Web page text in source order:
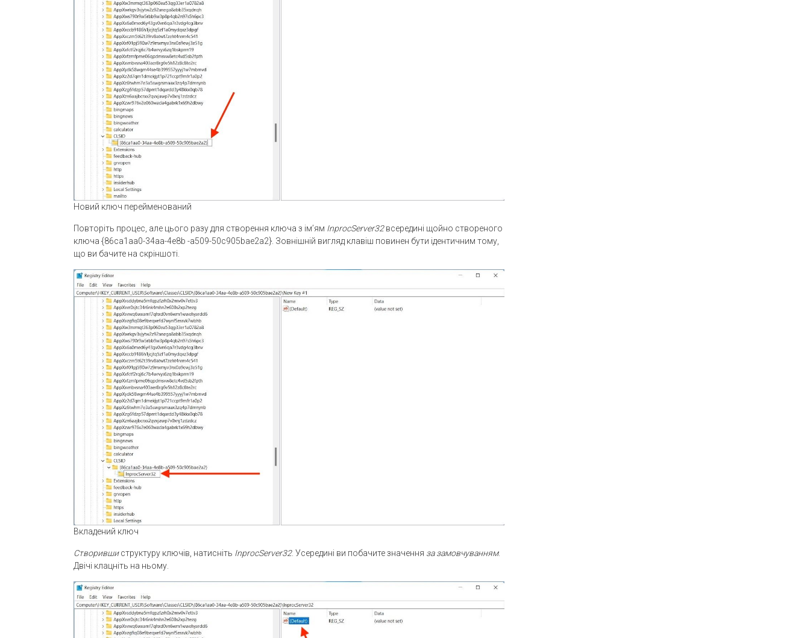
Новий ключ перейменований
Повторіть процес, але цього разу для створення ключа з ім’ям InprocServer32всередині щойно створеного
ключа {86ca1aa0-34aa-4e8b -a509-50c905bae2a2}. Зовнішній вигляд клавіш повинен бути ідентичним тому,
що ви бачите на скріншоті.
Вкладений ключ
Створившиструктуру ключів, натисніть InprocServer32. Усередині ви побачите значення за замовчуванням.
Двічі клацніть на ньому.